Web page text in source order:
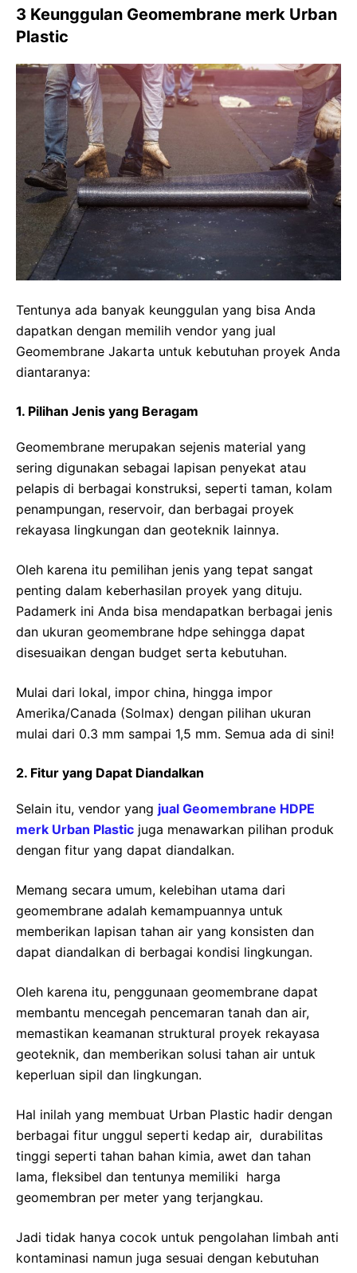
3 Keunggulan Geomembrane merk Urban
Plastic
Tentunya ada banyak keunggulan yang bisa Anda
dapatkan dengan memilih vendor yang jual
Geomembrane Jakarta untuk kebutuhan proyek Anda
diantaranya:
1. Pilihan Jenis yang Beragam
Geomembrane merupakan sejenis material yang
sering digunakan sebagai lapisan penyekat atau
pelapis di berbagai konstruksi, seperti taman, kolam
penampungan, reservoir, dan berbagai proyek
rekayasa lingkungan dan geoteknik lainnya.
Oleh karena itu pemilihan jenis yang tepat sangat
penting dalam keberhasilan proyek yang dituju.
Padamerk ini Anda bisa mendapatkan berbagai jenis
dan ukuran geomembrane hdpe sehingga dapat
disesuaikan dengan budget serta kebutuhan.
Mulai dari lokal, impor china, hingga impor
Amerika/Canada (Solmax) dengan pilihan ukuran
mulai dari 0.3 mm sampai 1,5 mm. Semua ada di sini!
2. Fitur yang Dapat Diandalkan
Selain itu, vendor yang jual Geomembrane HDPE
merk Urban Plastic juga menawarkan pilihan produk
dengan fitur yang dapat diandalkan.
Memang secara umum, kelebihan utama dari
geomembrane adalah kemampuannya untuk
memberikan lapisan tahan air yang konsisten dan
dapat diandalkan di berbagai kondisi lingkungan.
Oleh karena itu, penggunaan geomembrane dapat
membantu mencegah pencemaran tanah dan air,
memastikan keamanan struktural proyek rekayasa
geoteknik, dan memberikan solusi tahan air untuk
keperluan sipil dan lingkungan.
Hal inilah yang membuat Urban Plastic hadir dengan
berbagai fitur unggul seperti kedap air, durabilitas
tinggi seperti tahan bahan kimia, awet dan tahan
lama, fleksibel dan tentunya memiliki harga
geomembran per meter yang terjangkau.
Jadi tidak hanya cocok untuk pengolahan limbah anti
kontaminasi namun juga sesuai dengan kebutuhan